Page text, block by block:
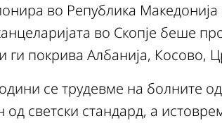
во Република
во Скопје беше
ги покрива Албанија, Косово,
се трудевме на болните
од светски стандард, а